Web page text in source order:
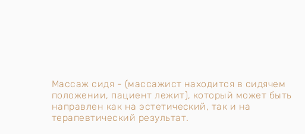
Массаж сидя - (массажист находится в сидячем
положении, пациент лежит), который может быть
направлен как на эстетический, так и на
терапевтический результат.